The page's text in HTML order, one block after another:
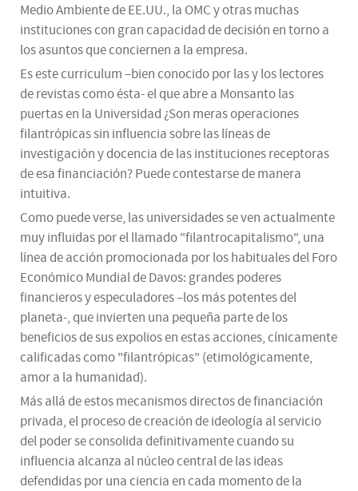
Medio Ambiente de EE.UU., la OMC y otras muchas
instituciones con gran capacidad de decisión en torno a
los asuntos que conciernen a la empresa.
Es este curriculum –bien conocido por las y los lectores
de revistas como ésta- el que abre a Monsanto las
puertas en la Universidad ¿Son meras operaciones
filantrópicas sin influencia sobre las líneas de
investigación y docencia de las instituciones receptoras
de esa financiación? Puede contestarse de manera
intuitiva.
Como puede verse, las universidades se ven actualmente
muy influidas por el llamado "filantrocapitalismo", una
línea de acción promocionada por los habituales del Foro
Económico Mundial de Davos: grandes poderes
financieros y especuladores –los más potentes del
planeta-, que invierten una pequeña parte de los
beneficios de sus expolios en estas acciones, cínicamente
calificadas como "filantrópicas" (etimológicamente,
amor a la humanidad).
Más allá de estos mecanismos directos de financiación
privada, el proceso de creación de ideología al servicio
del poder se consolida definitivamente cuando su
influencia alcanza al núcleo central de las ideas
defendidas por una ciencia en cada momento de la